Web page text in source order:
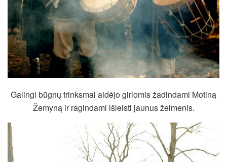
Galingi būgnų trinksmai aidėjo giriomis žadindami Motiną
Žemyną ir ragindami išleisti jaunus želmenis.